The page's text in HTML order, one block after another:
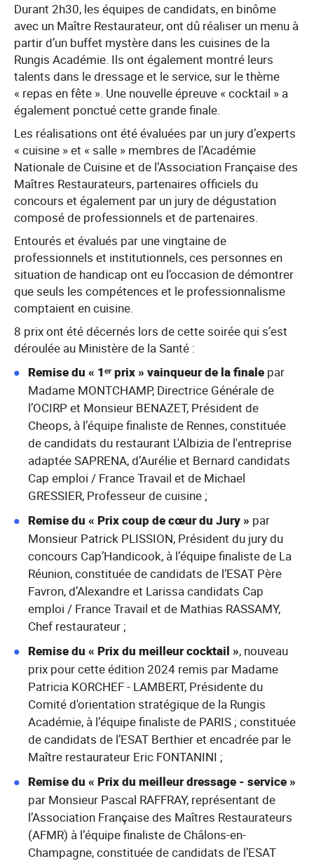
Durant 2h30, les équipes de candidats, en binôme
avec un Maître Restaurateur, ont dû réaliser un menu à
partir d’un buffet mystère dans les cuisines de la
Rungis Académie. Ils ont également montré leurs
talents dans le dressage et le service, sur le thème
« repas en fête ». Une nouvelle épreuve « cocktail » a
également ponctué cette grande finale.
Les réalisations ont été évaluées par un jury d’experts
« cuisine » et « salle » membres de l'Académie
Nationale de Cuisine et de l’Association Française des
Maîtres Restaurateurs, partenaires officiels du
concours et également par un jury de dégustation
composé de professionnels et de partenaires.
Entourés et évalués par une vingtaine de
professionnels et institutionnels, ces personnes en
situation de handicap ont eu l’occasion de démontrer
que seuls les compétences et le professionnalisme
comptaient en cuisine.
8 prix ont été décernés lors de cette soirée qui s’est
déroulée au Ministère de la Santé :
Remise du « 1ᵉʳ prix » vainqueur de la finale par
Madame MONTCHAMP, Directrice Générale de
l’OCIRP et Monsieur BENAZET, Président de
Cheops, à l’équipe finaliste de Rennes, constituée
de candidats du restaurant L'Albizia de l'entreprise
adaptée SAPRENA, d’Aurélie et Bernard candidats
Cap emploi / France Travail et de Michael
GRESSIER, Professeur de cuisine ;
Remise du « Prix coup de cœur du Jury » par
Monsieur Patrick PLISSION, Président du jury du
concours Cap’Handicook, à l’équipe finaliste de La
Réunion, constituée de candidats de l’ESAT Père
Favron, d’Alexandre et Larissa candidats Cap
emploi / France Travail et de Mathias RASSAMY,
Chef restaurateur ;
Remise du « Prix du meilleur cocktail », nouveau
prix pour cette édition 2024 remis par Madame
Patricia KORCHEF - LAMBERT, Présidente du
Comité d'orientation stratégique de la Rungis
Académie, à l’équipe finaliste de PARIS ; constituée
de candidats de l’ESAT Berthier et encadrée par le
Maître restaurateur Eric FONTANINI ;
Remise du « Prix du meilleur dressage - service »
par Monsieur Pascal RAFFRAY, représentant de
l’Association Française des Maîtres Restaurateurs
(AFMR) à l’équipe finaliste de Châlons-en-
Champagne, constituée de candidats de l’ESAT